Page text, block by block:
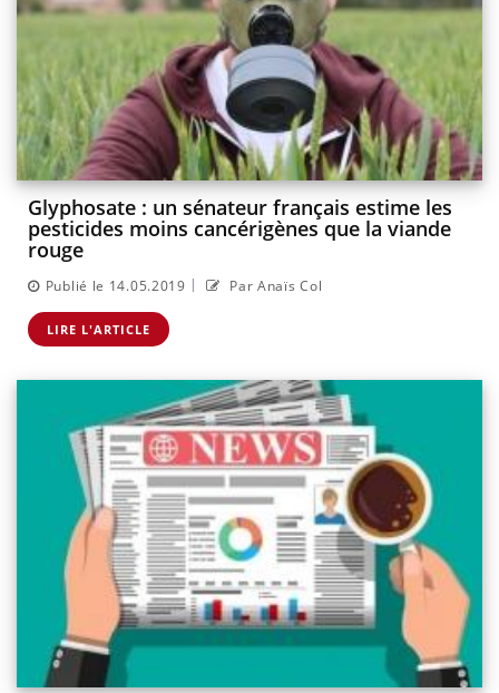
Glyphosate : un sénateur français estime les
pesticides moins cancérigènes que la viande
rouge
Publié le 14.05.2019 | Par Anaïs Col
LIRE L'ARTICLE